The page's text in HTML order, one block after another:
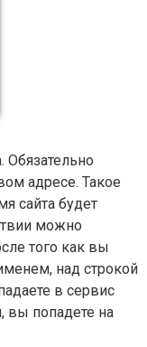
Обязательно
адресе. Такое
сайта будет
можно
того как вы
над строкой
в сервис
вы попадете на